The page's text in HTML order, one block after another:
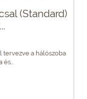
(Standard)
tervezve a hálószoba